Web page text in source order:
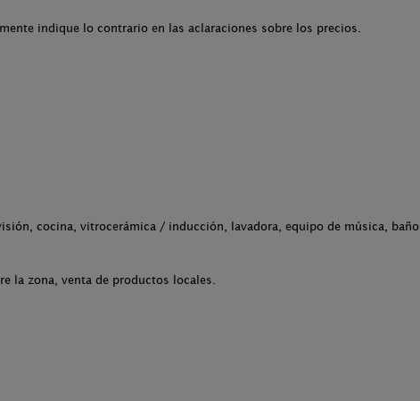
indique lo contrario en las aclaraciones sobre los precios.
cocina, vitrocerámica / inducción, lavadora, equipo de música, baño
la zona, venta de productos locales.